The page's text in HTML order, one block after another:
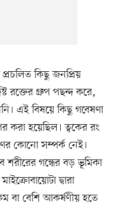
প্রচলিত কিছু জনপ্রিয়
রক্তের গ্রুপ পছন্দ করে,
এই বিষয়ে কিছু গবেষণা
হয়েছিল। ত্বকের রং
কোনো সম্পর্ক নেই।
শরীরের গন্ধের বড় ভূমিকা
দ্বারা
বা বেশি আকর্ষণীয় হতে